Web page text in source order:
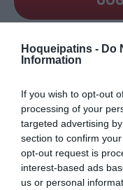
Hoqueipatins - Do
Information
If you wish to opt-out
processing of your
targeted advertising
section to confirm
opt-out request is
interest-based ads
us or personal
RESULTADOS
DO DIA